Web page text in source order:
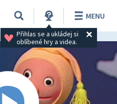
Přihlas se a ukládej si
oblíbené hry a videa.
MENU